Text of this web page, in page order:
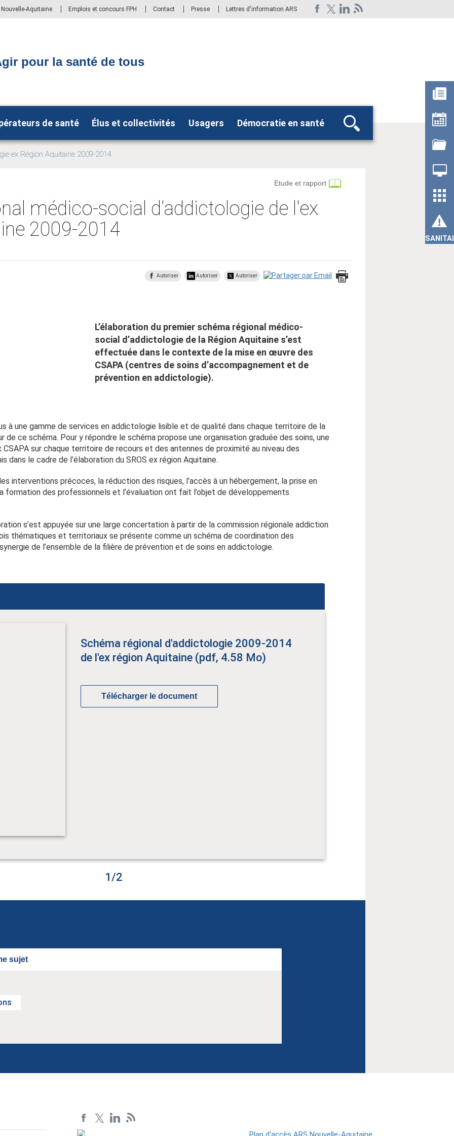
Aquitaine Emplois et concours FPH Contact Presse Lettres d'information ARS
pour la santé de tous
de santé Élus et collectivités Usagers Démocratie en santé
Rechercher
ex Région Aquitaine 2009-2014
médico-social d’addictologie de l'ex
2009-2014
Etude et rapport
Autoriser Autoriser Autoriser
L’élaboration du premier schéma régional médico-
social d’addictologie de la Région Aquitaine s’est
effectuée dans le contexte de la mise en œuvre des
CSAPA (centres de soins d’accompagnement et de
prévention en addictologie).
à une gamme de services en addictologie lisible et de qualité dans chaque territoire de la
de ce schéma. Pour y répondre le schéma propose une organisation graduée des soins, une
sur chaque territoire de recours et des antennes de proximité au niveau des
dans le cadre de l’élaboration du SROS ex région Aquitaine.
interventions précoces, la réduction des risques, l’accès à un hébergement, la prise en
formation des professionnels et l’évaluation ont fait l’objet de développements
s’est appuyée sur une large concertation à partir de la commission régionale addiction
thématiques et territoriaux se présente comme un schéma de coordination des
de l’ensemble de la filière de prévention et de soins en addictologie.
Schéma régional d'addictologie 2009-2014
de l'ex région Aquitaine (pdf, 4.58 Mo)
Télécharger le document
1/2
sujet